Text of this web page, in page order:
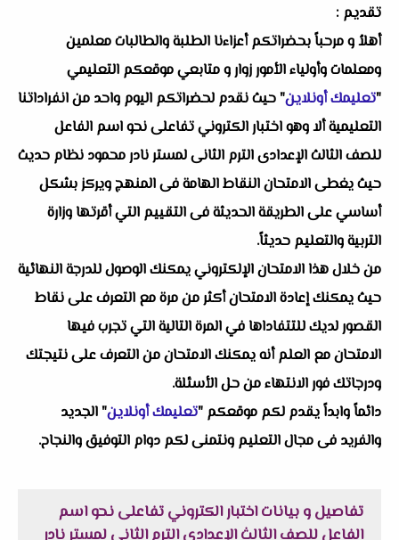
تقديم :
أهلاُ و مرحباً بحضراتكم أعزاءنا الطلبة والطالبات معلمين
ومعلمات وأولياء الأمور زوار و متابعي موقعكم التعليمي
"تعليمك أونلاين" حيث نقدم لحضراتكم اليوم واحد من انفراداتنا
التعليمية ألا وهو اختبار الكتروني تفاعلى نحو اسم الفاعل
للصف الثالث الإعدادى الترم الثانى لمستر نادر محمود نظام حديث
حيث يغطى الامتحان النقاط الهامة فى المنهج ويركز بشكل
أساسي على الطريقة الحديثة فى التقييم التي أقرتها وزارة
التربية والتعليم حديثاً.
من خلال هذا الامتحان الإلكتروني يمكنك الوصول للدرجة النهائية
حيث يمكنك إعادة الامتحان أكثر من مرة مع التعرف على نقاط
القصور لديك للتتفاداها في المرة التالية التي تجرب فيها
الامتحان مع العلم أنه يمكنك الامتحان من التعرف على نتيجتك
ودرجاتك فور الانتهاء من حل الأسئلة.
دائماً وابداً يقدم لكم موقعكم "تعليمك أونلاين" الجديد
والفريد فى مجال التعليم ونتمنى لكم دوام التوفيق والنجاح.
تفاصيل و بياناتاختبار الكتروني تفاعلى نحو اسم